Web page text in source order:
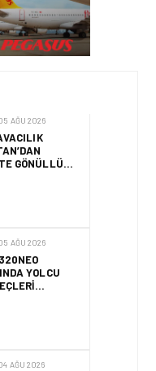
GÖNÜLLÜ
BIRLIĞI’NE
YOLCU
TEST
ÇARPMA
ETTI